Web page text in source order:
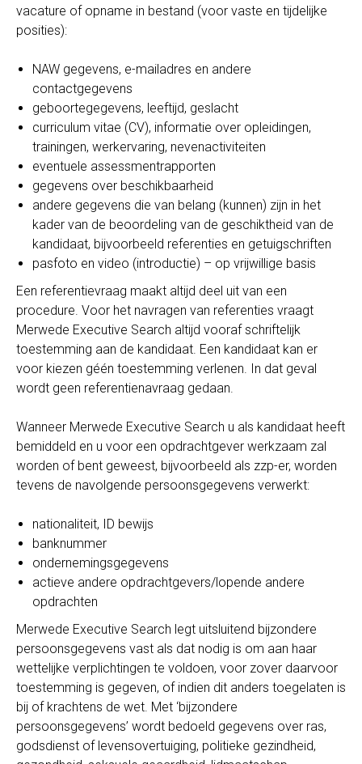
vacature of opname in bestand (voor vaste en tijdelijke
posities):
NAW gegevens, e-mailadres en andere
contactgegevens
geboortegegevens, leeftijd, geslacht
curriculum vitae (CV), informatie over opleidingen,
trainingen, werkervaring, nevenactiviteiten
eventuele assessmentrapporten
gegevens over beschikbaarheid
andere gegevens die van belang (kunnen) zijn in het
kader van de beoordeling van de geschiktheid van de
kandidaat, bijvoorbeeld referenties en getuigschriften
pasfoto en video (introductie) – op vrijwillige basis
Een referentievraag maakt altijd deel uit van een
procedure. Voor het navragen van referenties vraagt
Merwede Executive Search altijd vooraf schriftelijk
toestemming aan de kandidaat. Een kandidaat kan er
voor kiezen géén toestemming verlenen. In dat geval
wordt geen referentienavraag gedaan.
Wanneer Merwede Executive Search u als kandidaat heeft
bemiddeld en u voor een opdrachtgever werkzaam zal
worden of bent geweest, bijvoorbeeld als zzp-er, worden
tevens de navolgende persoonsgegevens verwerkt:
nationaliteit, ID bewijs
banknummer
ondernemingsgegevens
actieve andere opdrachtgevers/lopende andere
opdrachten
Merwede Executive Search legt uitsluitend bijzondere
persoonsgegevens vast als dat nodig is om aan haar
wettelijke verplichtingen te voldoen, voor zover daarvoor
toestemming is gegeven, of indien dit anders toegelaten is
bij of krachtens de wet. Met ‘bijzondere
persoonsgegevens’ wordt bedoeld gegevens over ras,
godsdienst of levensovertuiging, politieke gezindheid,